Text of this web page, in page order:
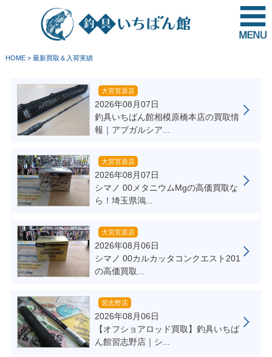
HOME> 最新買取＆入荷実績
大宮宮原店
2026年08月07日
釣具いちばん館相模原橋本店の買取情
報｜アブガルシア...
大宮宮原店
2026年08月07日
シマノ 00メタニウムMgの高価買取な
ら！埼玉県鴻...
大宮宮原店
2026年08月06日
シマノ 00カルカッタコンクエスト201
の高価買取...
習志野店
2026年08月06日
【オフショアロッド買取】釣具いちば
ん館習志野店｜シ...